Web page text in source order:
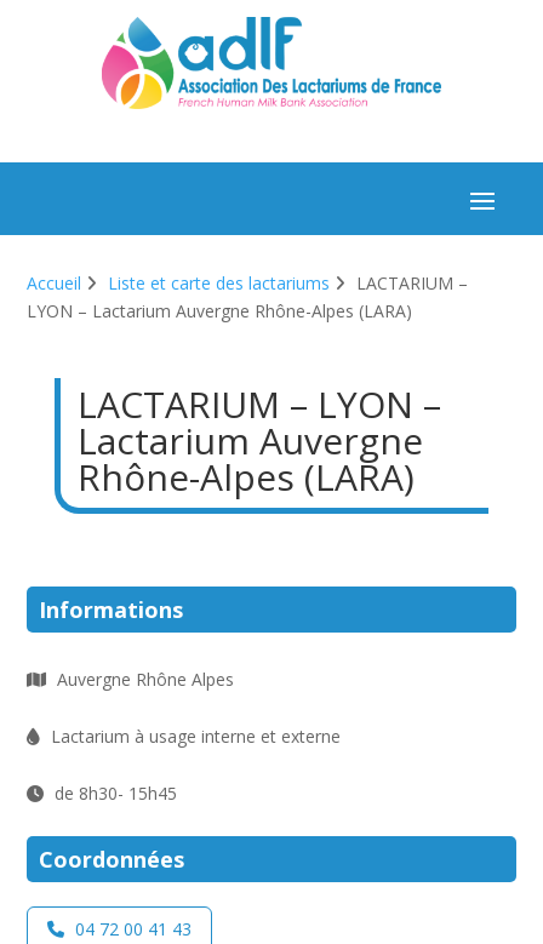
Accueil Liste et carte des lactariums
LACTARIUM –
LYON – Lactarium Auvergne Rhône-Alpes (LARA)
LACTARIUM – LYON –
Lactarium Auvergne
Rhône-Alpes (LARA)
Informations
Auvergne Rhône Alpes
Lactarium à usage interne et externe
de 8h30- 15h45
Coordonnées
04 72 00 41 43